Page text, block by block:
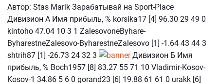
Автор: Stas Marik Зарабатывай на Sport-Place
Дивизион А Имя прибыль, % korsika17 [4] 96.30 29 49 0
kintoho 47.04 10 3 1 ZalesovoneByhare-
ByharestneZalesovo-ByharestneZalesovo [1] -1.64 43 44 3
shtrih87 [1] -26.73 24 32 3
Дивизион Б Имя
прибыль, % Boch1957 [8] 83.27 55 71 10 Vladimir-Kosov-
Kosov-1 34.86 5 6 0 gorand23 [6] 19.88 61 61 0 urakk [6]